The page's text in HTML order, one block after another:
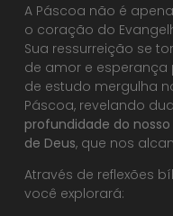
A Páscoa não é
o coração do
Sua ressurreição se
de amor e esperança
de estudo mergulha
Páscoa, revelando
profundidade do
de Deus, que nos
Através de reflexões
você explorará: